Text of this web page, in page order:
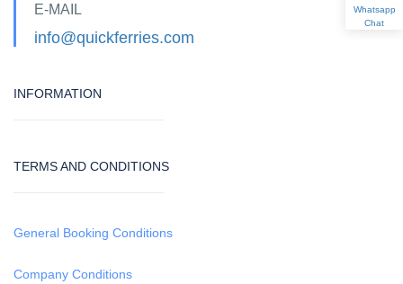
E-MAIL
info@quickferries.com
INFORMATION
TERMS AND CONDITIONS
General Booking Conditions
Company Conditions
Whatsapp
Chat